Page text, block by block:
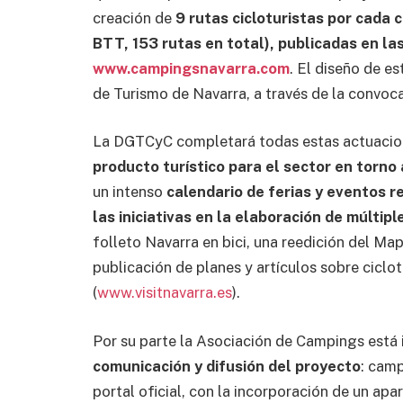
creación de 9 rutas cicloturistas por cada
BTT, 153 rutas en total), publicadas en
www.campingsnavarra.com. El diseño de
de Turismo de Navarra, a través de la
La DGTCyC completará todas estas
producto turístico para el sector en
un intenso calendario de ferias y eventos
las iniciativas en la elaboración de
folleto Navarra en bici, una reedición del
publicación de planes y artículos sobre
(www.visitnavarra.es).
Por su parte la Asociación de Campings
comunicación y difusión del proyecto:
portal oficial, con la incorporación de un